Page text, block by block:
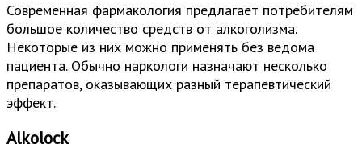
Современная фармакология предлагает потребителям
большое количество средств от алкоголизма.
Некоторые из них можно применять без ведома
пациента. Обычно наркологи назначают несколько
препаратов, оказывающих разный терапевтический
эффект.
Alkolock